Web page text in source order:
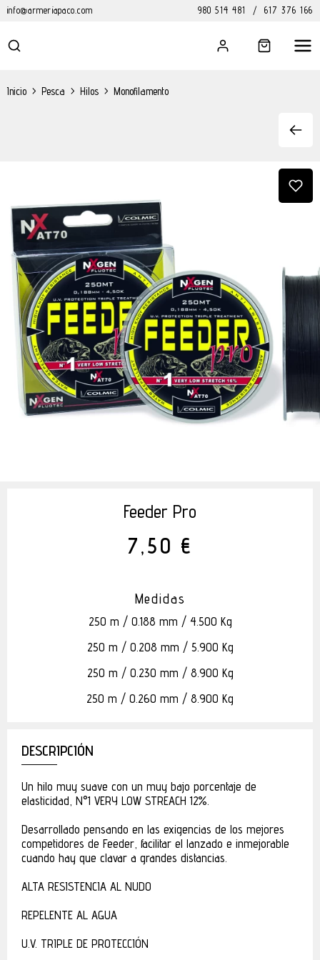
info@armeriapaco.com 980 514 481 / 617 376 166
Inicio > Pesca > Hilos > Monofilamento
Feeder Pro
7,50 €
Medidas
250 m / 0.188 mm / 4.500 Kg
250 m / 0.208 mm / 5.900 Kg
250 m / 0.230 mm / 8.900 Kg
250 m / 0.260 mm / 8.900 Kg
DESCRIPCIÓN
Un hilo muy suave con un muy bajo porcentaje de
elasticidad, N°1 VERY LOW STREACH 12%.
Desarrollado pensando en las exigencias de los mejores
competidores de Feeder, facilitar el lanzado e inmejorable
cuando hay que clavar a grandes distancias.
ALTA RESISTENCIA AL NUDO
REPELENTE AL AGUA
U.V. TRIPLE DE PROTECCIÓN